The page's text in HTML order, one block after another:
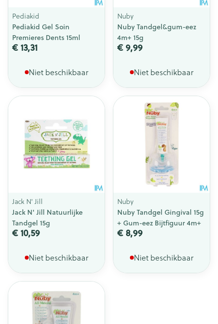
Pediakid
Pediakid Gel Soin
Premieres Dents 15ml
€ 13,31
Niet beschikbaar
Nuby
Nuby Tandgel&gum-eez
4m+ 15g
€ 9,99
Niet beschikbaar
Jack N' Jill
Jack N' Jill Natuurlijke
Tandgel 15g
€ 10,59
Niet beschikbaar
Nuby
Nuby Tandgel Gingival 15g
+ Gum-eez Bijtfiguur 4m+
€ 8,99
Niet beschikbaar